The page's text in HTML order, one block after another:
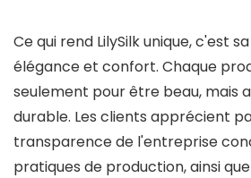
Ce qui rend LilySilk unique, c'est
élégance et confort. Chaque
seulement pour être beau, mais
durable. Les clients apprécient
transparence de l'entreprise
pratiques de production, ainsi